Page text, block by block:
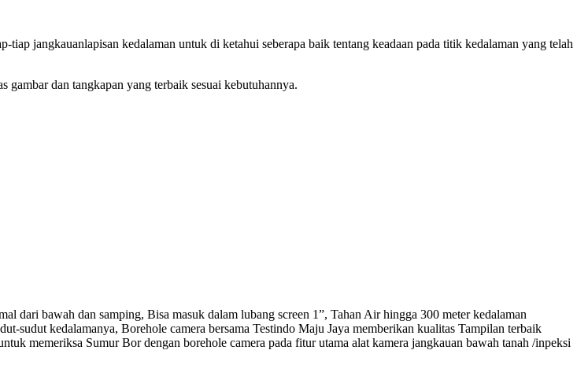
jangkauanlapisan kedalaman untuk di ketahui seberapa baik tentang keadaan pada titik kedalaman yang telah
dan tangkapan yang terbaik sesuai kebutuhannya.
dari bawah dan samping, Bisa masuk dalam lubang screen 1”, Tahan Air hingga 300 meter kedalaman
sudut kedalamanya, Borehole camera bersama Testindo Maju Jaya memberikan kualitas Tampilan terbaik
memeriksa Sumur Bor dengan borehole camera pada fitur utama alat kamera jangkauan bawah tanah /inpeksi